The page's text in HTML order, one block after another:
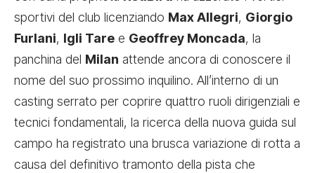
sportivi del club licenziando Max Allegri, Giorgio
Furlani, Igli Tare e Geoffrey Moncada, la
panchina del Milan attende ancora di conoscere il
nome del suo prossimo inquilino. All’interno di un
casting serrato per coprire quattro ruoli dirigenziali e
tecnici fondamentali, la ricerca della nuova guida sul
campo ha registrato una brusca variazione di rotta a
causa del definitivo tramonto della pista che